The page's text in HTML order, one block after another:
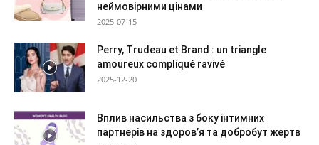
неймовірними цінами
2025-07-15
Perry, Trudeau et Brand : un triangle
amoureux compliqué ravivé
2025-12-20
Вплив насильства з боку інтимних
партнерів на здоров’я та добробут жертв